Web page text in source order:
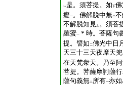
レ是。須菩提。如下
癡一。佛解脱中無二
不解脱知見 上 。須菩
羅蜜一
＊時。菩薩句
提。譬如 二佛光中日
天三十三天夜摩天
在天梵衆天。乃至
菩提。菩薩摩訶薩行
薩句義無二 所有一亦如